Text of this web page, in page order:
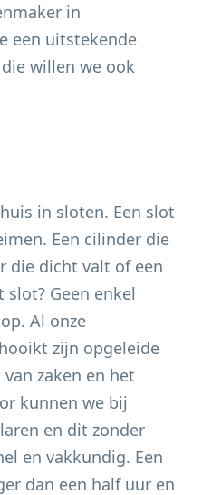
in
een uitstekende
willen we ook
in sloten. Een slot
Een cilinder die
die dicht valt of een
Geen enkel
Al onze
zijn opgeleide
zaken en het
kunnen we bij
en dit zonder
en vakkundig. Een
dan een half uur en